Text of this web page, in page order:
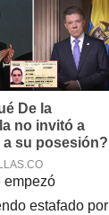
empezó
estafado por